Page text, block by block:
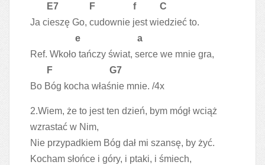
E7 F f C
Ja cieszę Go, cudownie jest wiedzieć to.
e a
Ref. Wkoło tańczy świat, serce we mnie gra,
F G7
Bo Bóg kocha właśnie mnie. /4x
2.Wiem, że to jest ten dzień, bym mógł wciąż
wzrastać w Nim,
Nie przypadkiem Bóg dał mi szansę, by żyć.
Kocham słońce i góry, i ptaki, i śmiech,